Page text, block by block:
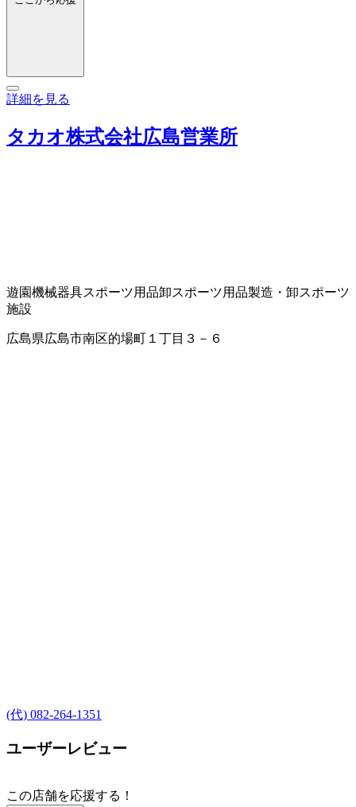
詳細を見る
タカオ株式会社広島営業所
遊園機械器具スポーツ用品卸スポーツ用品製造・卸スポーツ
施設
広島県広島市南区的場町１丁目３－６
(代) 082-264-1351
ユーザーレビュー
この店舗を応援する！